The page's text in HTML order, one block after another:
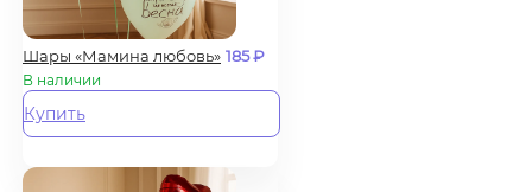
Шары «Мамина любовь» 185₽
В наличии
Купить